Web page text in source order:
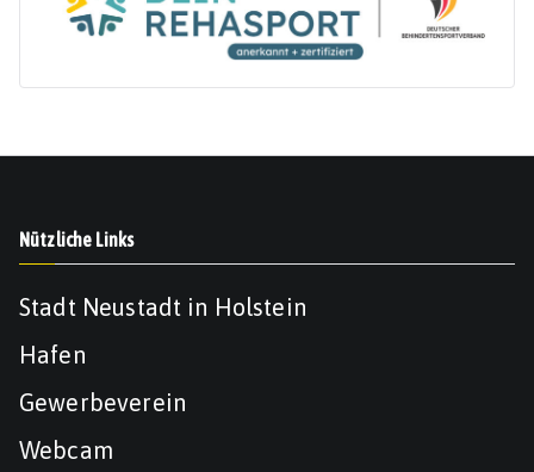
Nützliche Links
Stadt Neustadt in Holstein
Hafen
Gewerbeverein
Webcam